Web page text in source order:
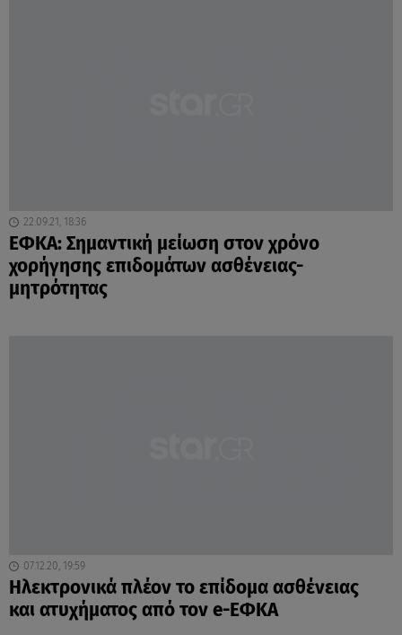
22.09.21, 18:36
ΕΦΚΑ: Σημαντική μείωση στον χρόνο
χορήγησης επιδομάτων ασθένειας-
μητρότητας
07.12.20, 19:59
Ηλεκτρονικά πλέον το επίδομα ασθένειας
και ατυχήματος από τον e-ΕΦΚΑ